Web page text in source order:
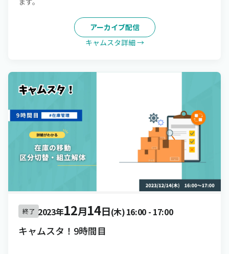
アーカイブ配信
キャムスタ詳細 →
終了 2023年12月14日(木)16:00- 17:00
キャムスタ！9時間目